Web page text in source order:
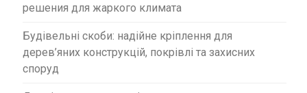
решения для жаркого климата
Будівельні скоби: надійне кріплення для
дерев’яних конструкцій, покрівлі та захисних
споруд